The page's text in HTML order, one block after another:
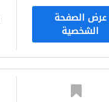
عرض الصفحة
الشخصية